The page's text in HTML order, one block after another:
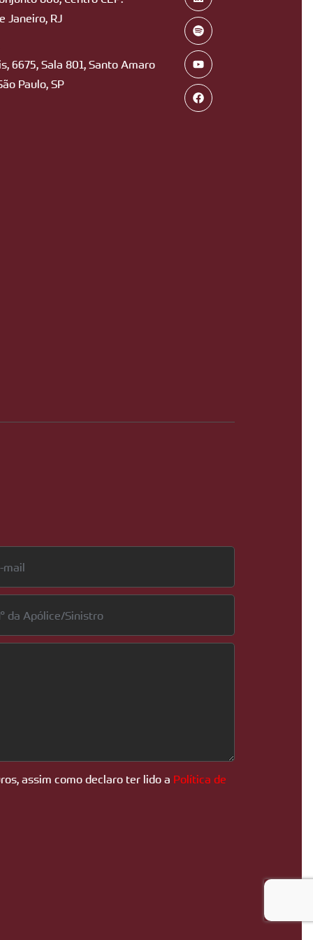
Janeiro, RJ
6675, Sala 801, Santo Amaro
Paulo, SP
assim como declaro ter lido a Política de